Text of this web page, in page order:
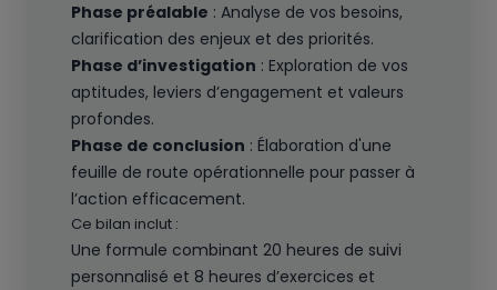
Phase préalable : Analyse de vos besoins,
clarification des enjeux et des priorités.
Phase d’investigation : Exploration de vos
aptitudes, leviers d’engagement et valeurs
profondes.
Phase de conclusion : Élaboration d'une
feuille de route opérationnelle pour passer à
l’action efficacement.
Ce bilan inclut :
Une formule combinant 20 heures de suivi
personnalisé et 8 heures d’exercices et